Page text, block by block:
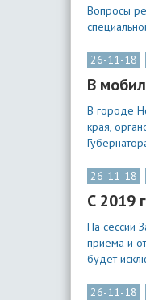
Вопросы
26-11-18
В
В городе
края,
26-11-18
С 2019
На сессии
приема и
будет
26-11-18